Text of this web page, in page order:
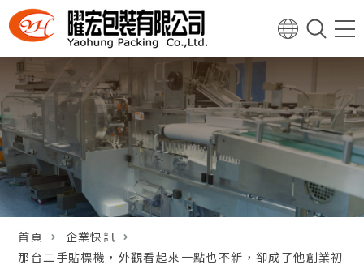
首頁
企業快訊
那台二手貼標機，外觀看起來一點也不新，卻成了他創業初